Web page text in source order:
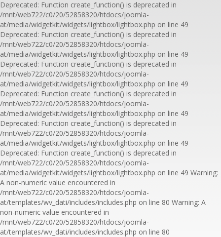
Deprecated: Function create_function() is deprecated in
/mnt/web722/c0/20/52858320/htdocs/joomla-
at/media/widgetkit/widgets/lightbox/lightbox.php on line 49
Deprecated: Function create_function() is deprecated in
/mnt/web722/c0/20/52858320/htdocs/joomla-
at/media/widgetkit/widgets/lightbox/lightbox.php on line 49
Deprecated: Function create_function() is deprecated in
/mnt/web722/c0/20/52858320/htdocs/joomla-
at/media/widgetkit/widgets/lightbox/lightbox.php on line 49
Deprecated: Function create_function() is deprecated in
/mnt/web722/c0/20/52858320/htdocs/joomla-
at/media/widgetkit/widgets/lightbox/lightbox.php on line 49
Deprecated: Function create_function() is deprecated in
/mnt/web722/c0/20/52858320/htdocs/joomla-
at/media/widgetkit/widgets/lightbox/lightbox.php on line 49
Deprecated: Function create_function() is deprecated in
/mnt/web722/c0/20/52858320/htdocs/joomla-
at/media/widgetkit/widgets/lightbox/lightbox.php on line 49 Warning:
A non-numeric value encountered in
/mnt/web722/c0/20/52858320/htdocs/joomla-
at/templates/wv_dati/includes/includes.php on line 80 Warning: A
non-numeric value encountered in
/mnt/web722/c0/20/52858320/htdocs/joomla-
at/templates/wv_dati/includes/includes.php on line 80